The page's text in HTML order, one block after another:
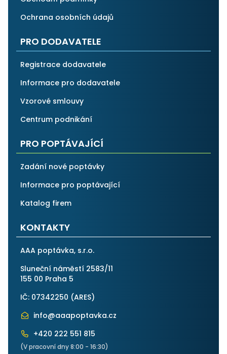
Ochrana osobních údajů
PRO DODAVATELE
Registrace dodavatele
Informace pro dodavatele
Vzorové smlouvy
Centrum podnikání
PRO POPTÁVAJÍCÍ
Zadání nové poptávky
Informace pro poptávající
Katalog firem
KONTAKTY
AAA poptávka, s.r.o.
Sluneční náměstí 2583/11
155 00 Praha 5
IČ: 07342250 (ARES)
info@aaapoptavka.cz
+420 222 551 815
(V pracovní dny 8:00 - 16:30)